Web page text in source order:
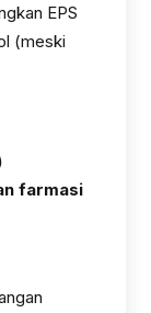
EPS
(meski
farmasi